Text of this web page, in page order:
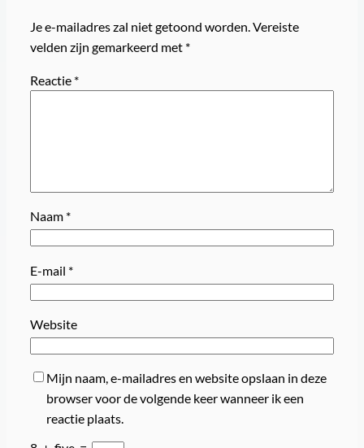
Je e-mailadres zal niet getoond worden.Vereiste
velden zijn gemarkeerd met *
Reactie *
Naam *
E-mail *
Website
Mijn naam, e-mailadres en website opslaan in deze
browser voor de volgende keer wanneer ik een
reactie plaats.